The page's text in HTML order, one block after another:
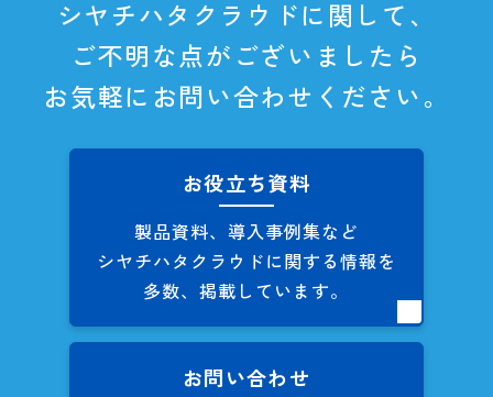
シヤチハタクラウドに関して、
ご不明な点がございましたら
お気軽にお問い合わせください。
お役立ち資料
製品資料、導入事例集など
シヤチハタクラウドに関する情報を
多数、掲載しています。
お問い合わせ